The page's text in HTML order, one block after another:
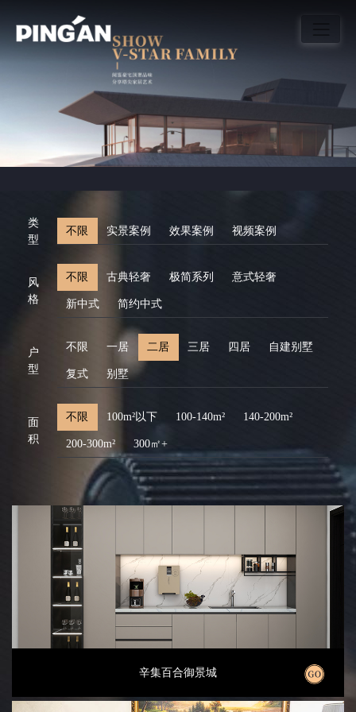
类
型
不限 实景案例 效果案例 视频案例
风
格
不限 古典轻奢 极简系列 意式轻奢
新中式 简约中式
户
型
不限 一居 二居 三居 四居 自建别墅
复式 别墅
面
积
不限 100m²以下 100-140m² 140-200m²
200-300m² 300㎡+
辛集百合御景城